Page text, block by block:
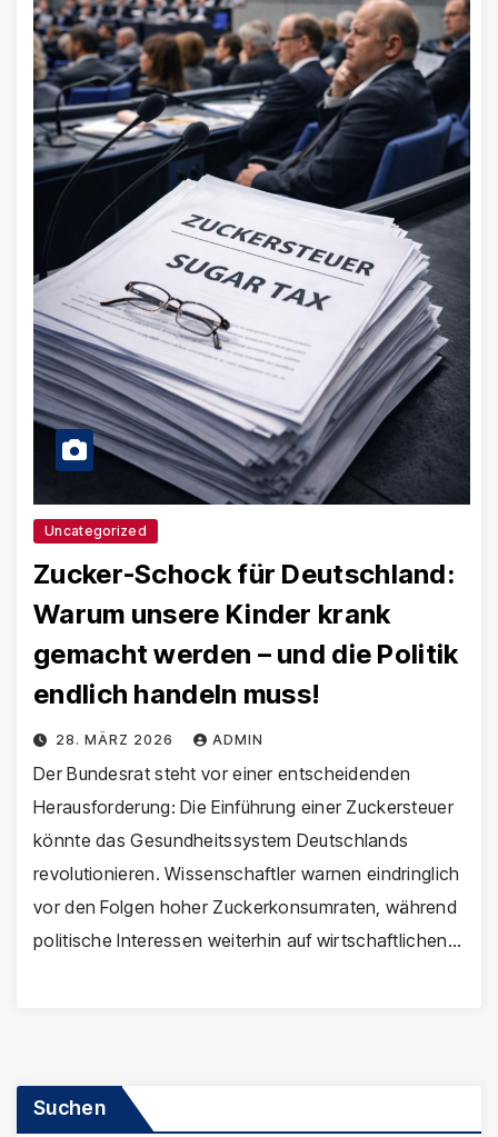
Uncategorized
Zucker-Schock für Deutschland:
Warum unsere Kinder krank
gemacht werden – und die Politik
endlich handeln muss!
28. MÄRZ 2026 ADMIN
Der Bundesrat steht vor einer entscheidenden
Herausforderung: Die Einführung einer Zuckersteuer
könnte das Gesundheitssystem Deutschlands
revolutionieren. Wissenschaftler warnen eindringlich
vor den Folgen hoher Zuckerkonsumraten, während
politische Interessen weiterhin auf wirtschaftlichen…
Suchen